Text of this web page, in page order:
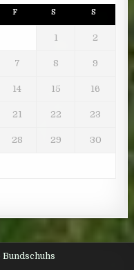
F S S
1 2
7 8 9
14 15 16
21 22 23
28 29 30